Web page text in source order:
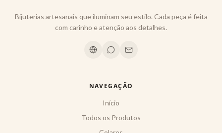
Bijuterias artesanais que iluminam seu estilo. Cada peça é feita
com carinho e atenção aos detalhes.
NAVEGAÇÃO
Início
Todos os Produtos